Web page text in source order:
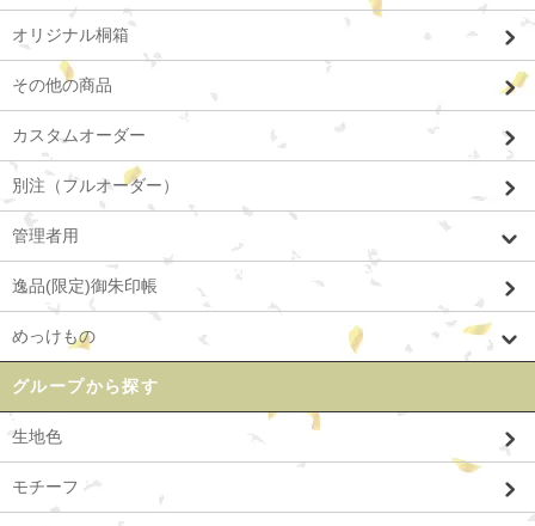
オリジナル桐箱
その他の商品
カスタムオーダー
別注（フルオーダー）
管理者用
逸品(限定)御朱印帳
めっけもの
グループから探す
生地色
モチーフ